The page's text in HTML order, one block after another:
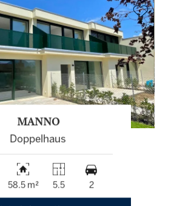
MANNO
Doppelhaus
58.5 m² 5.5 2